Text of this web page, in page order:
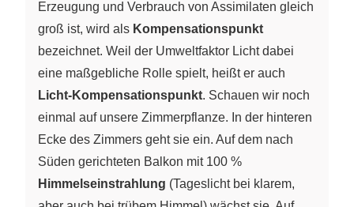
Erzeugung und Verbrauch von Assimilaten gleich
groß ist, wird als Kompensationspunkt
bezeichnet. Weil der Umweltfaktor Licht dabei
eine maßgebliche Rolle spielt, heißt er auch
Licht-Kompensationspunkt. Schauen wir noch
einmal auf unsere Zimmerpflanze. In der hinteren
Ecke des Zimmers geht sie ein. Auf dem nach
Süden gerichteten Balkon mit 100 %
Himmelseinstrahlung (Tageslicht bei klarem,